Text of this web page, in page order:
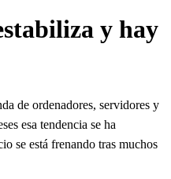
y hay
de ordenadores, servidores y
esa tendencia se ha
se está frenando tras muchos